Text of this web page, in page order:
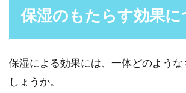
レゼントに悩...
保湿のもたらす効果に
保湿による効果には、一体どのよう
しょうか。